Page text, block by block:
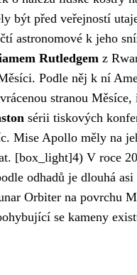
být před veřejností
astronomové k jeho
Rutledgem z
Podle něj k ní
stranou
sérii tiskových
Mise Apollo měly na
[box_light]4) V roce
odhadů je dlouhá
Orbiter na povrchu
se kameny